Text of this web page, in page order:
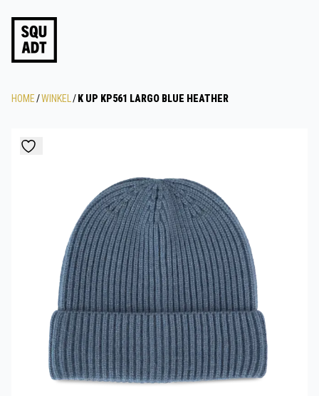
HOME/WINKEL / K UP KP561 LARGO BLUE HEATHER